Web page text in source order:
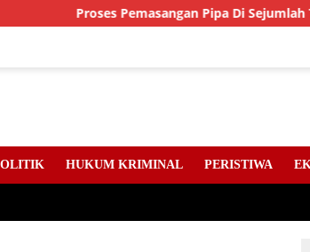
Pemasangan Pipa Di Sejumlah Titik Jalan
HUKUM KRIMINAL PERISTIWA